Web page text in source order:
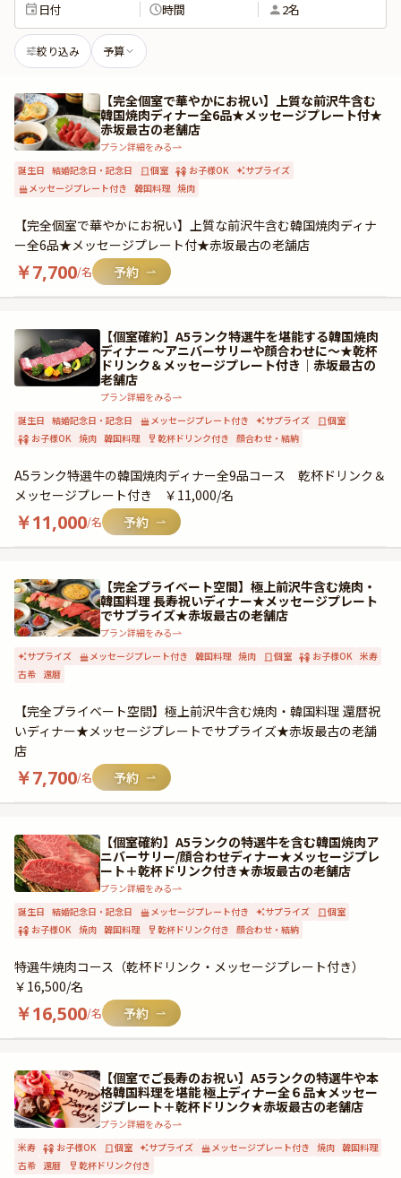
日付 時間 2名
絞り込み 予算
【完全個室で華やかにお祝い】上質な前沢牛含む
韓国焼肉ディナー全6品★メッセージプレート付★
赤坂最古の老舗店
プラン詳細をみる
誕生日 結婚記念日・記念日 個室 お子様OK
サプライズ
メッセージプレート付き 韓国料理 焼肉
【完全個室で華やかにお祝い】上質な前沢牛含む韓国焼肉ディナ
ー全6品★メッセージプレート付★赤坂最古の老舗店
￥7,700/名
【個室確約】A5ランク特選牛を堪能する韓国焼肉
ディナー ～アニバーサリーや顔合わせに～★乾杯
ドリンク＆メッセージプレート付き｜赤坂最古の
老舗店
プラン詳細をみる
誕生日 結婚記念日・記念日 メッセージプレート付き サプライズ
個室
お子様OK 焼肉 韓国料理 乾杯ドリンク付き 顔合わせ・結納
A5ランク特選牛の韓国焼肉ディナー全9品コース 乾杯ドリンク＆
メッセージプレート付き ￥11,000/名
￥11,000/名
【完全プライベート空間】極上前沢牛含む焼肉・
韓国料理 長寿祝いディナー★メッセージプレート
でサプライズ★赤坂最古の老舗店
プラン詳細をみる
サプライズ
メッセージプレート付き 韓国料理 焼肉 個室 お子様OK 米寿
古希 還暦
【完全プライベート空間】極上前沢牛含む焼肉・韓国料理 還暦祝
いディナー★メッセージプレートでサプライズ★赤坂最古の老舗
店
￥7,700/名
【個室確約】A5ランクの特選牛を含む韓国焼肉ア
ニバーサリー/顔合わせディナー★メッセージプレ
ート＋乾杯ドリンク付き★赤坂最古の老舗店
プラン詳細をみる
誕生日 結婚記念日・記念日 メッセージプレート付き サプライズ
個室
お子様OK 焼肉 韓国料理 乾杯ドリンク付き 顔合わせ・結納
特選牛焼肉コース（乾杯ドリンク・メッセージプレート付き）
￥16,500/名
￥16,500/名
【個室でご長寿のお祝い】A5ランクの特選牛や本
格韓国料理を堪能 極上ディナー全６品★メッセー
ジプレート＋乾杯ドリンク★赤坂最古の老舗店
プラン詳細をみる
米寿
お子様OK 個室 サプライズ メッセージプレート付き 焼肉 韓国料理
古希 還暦 乾杯ドリンク付き